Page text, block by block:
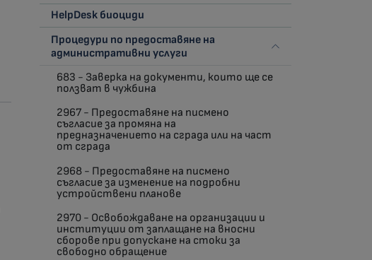
HelpDesk биоциди
Процедури по предоставяне на
административни услуги
683 - Заверка на документи, които ще се
ползват в чужбина
2967 - Предоставяне на писмено
съгласие за промяна на
предназначението на сграда или на част
от сграда
2968 - Предоставяне на писмено
съгласие за изменение на подробни
устройствени планове
2970 - Освобождаване на организации и
институции от заплащане на вносни
сборове при допускане на стоки за
свободно обращение